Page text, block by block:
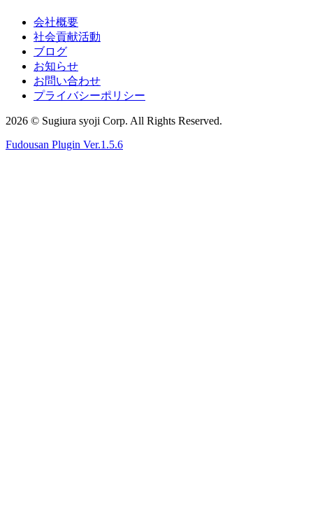
会社概要
社会貢献活動
ブログ
お知らせ
お問い合わせ
プライバシーポリシー
2026 © Sugiura syoji Corp. All Rights Reserved.
Fudousan Plugin Ver.1.5.6